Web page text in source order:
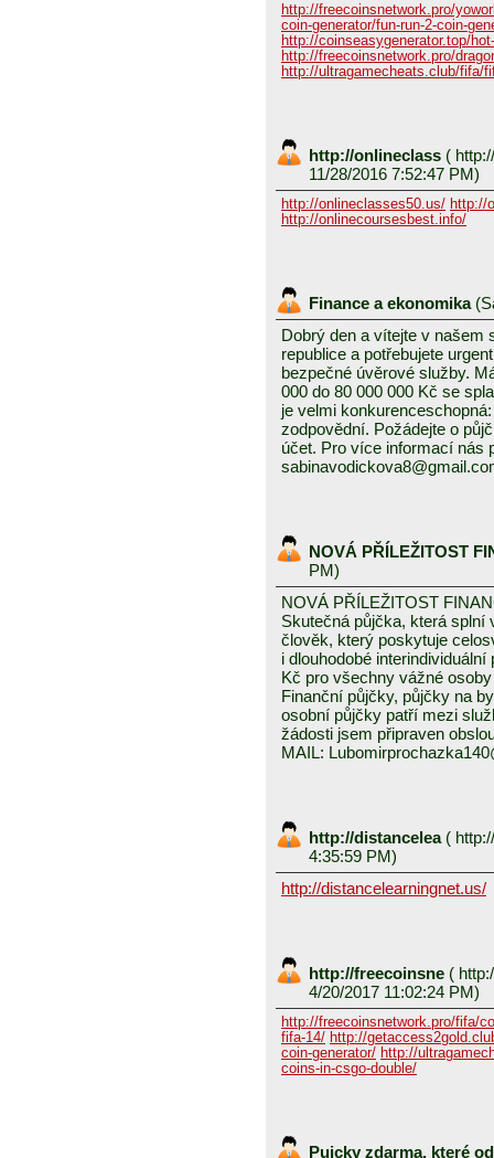
http://freecoinsnetwork.pro/
coin-generator/fun-run-2-coin-
http://coinseasygenerator.top/
http://freecoinsnetwork.pro/
http://ultragamecheats.club/fifa/
http://onlineclass (
11/28/2016 7:52:47 PM)
http://onlineclasses50.us/ http://
http://onlinecoursesbest.info/
Finance a ekonomika (
Dobrý den a vítejte v našem
republice a potřebujete
bezpečné úvěrové služby.
000 do 80 000 000 Kč se
je velmi
zodpovědní. Požádejte o
účet. Pro více informací nás
NOVÁ PŘÍLEŽITOST
PM)
NOVÁ PŘÍLEŽITOST
Skutečná půjčka, která
člověk, který poskytuje
i dlouhodobé
Kč pro všechny vážné
Finanční půjčky, půjčky na
osobní půjčky patří mezi
žádosti jsem připraven
MAIL:
http://distancelea (
4:35:59 PM)
http://distancelearningnet.us/
http://freecoinsne (
4/20/2017 11:02:24 PM)
http://freecoinsnetwork.pro/fifa/
fifa-14/ http://
coin-generator/ http://
coins-in-csgo-double/
Pujcky zdarma, které